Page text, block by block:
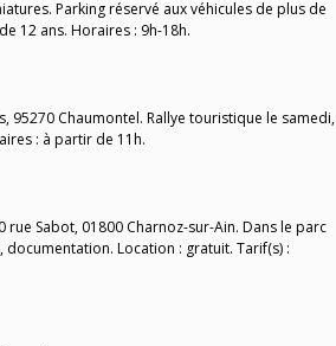
Parking réservé aux véhicules de plus de
12 ans. Horaires : 9h-18h.
95270 Chaumontel. Rallye touristique le samedi,
: à partir de 11h.
Sabot, 01800 Charnoz-sur-Ain. Dans le parc
Location : gratuit. Tarif(s) :